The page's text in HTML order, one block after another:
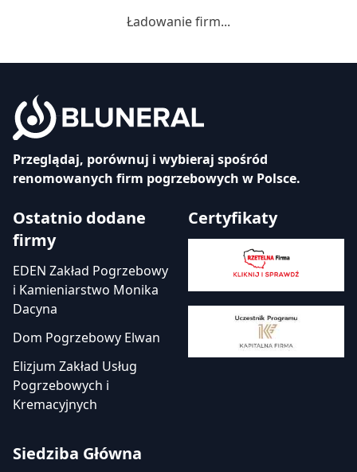
Ładowanie firm...
Przeglądaj, porównuj i wybieraj spośród
renomowanych firm pogrzebowych w Polsce.
Ostatnio dodane
firmy
EDEN Zakład Pogrzebowy
i Kamieniarstwo Monika
Dacyna
Dom Pogrzebowy Elwan
Elizjum Zakład Usług
Pogrzebowych i
Kremacyjnych
Certyfikaty
Siedziba Główna